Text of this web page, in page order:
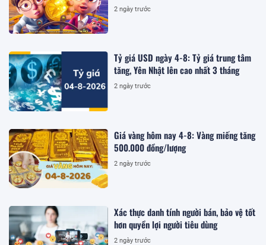
2 ngày trước
Tỷ giá USD ngày 4-8: Tỷ giá trung tâm
tăng, Yên Nhật lên cao nhất 3 tháng
2 ngày trước
Giá vàng hôm nay 4-8: Vàng miếng tăng
500.000 đồng/lượng
2 ngày trước
Xác thực danh tính người bán, bảo vệ tốt
hơn quyền lợi người tiêu dùng
2 ngày trước